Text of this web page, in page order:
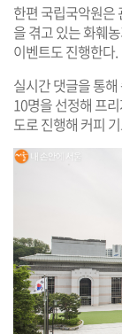
한편 국립국악원은
을 겪고 있는 화훼
이벤트도 진행한다.
실시간 댓글을 통
10명을 선정해 프
도로 진행해 커피